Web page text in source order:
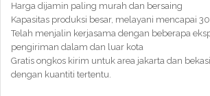
Harga dijamin paling murah dan bersaing
Kapasitas produksi besar, melayani mencapai
Telah menjalin kerjasama dengan beberapa
pengiriman dalam dan luar kota
Gratis ongkos kirim untuk area jakarta dan
dengan kuantiti tertentu.